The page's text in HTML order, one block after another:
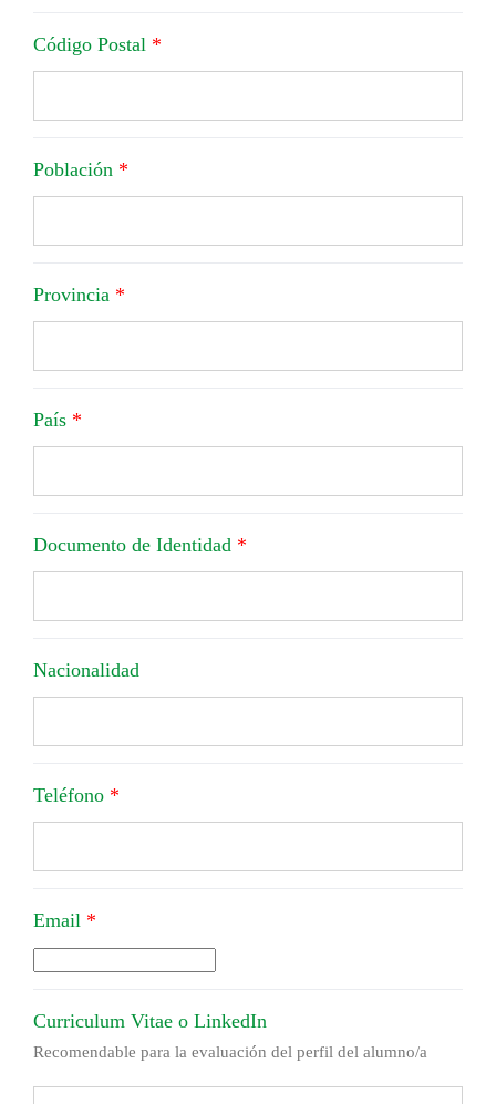
Código Postal *
Población *
Provincia *
País *
Documento de Identidad *
Nacionalidad
Teléfono *
Email *
Curriculum Vitae o LinkedIn
Recomendable para la evaluación del perfil del alumno/a